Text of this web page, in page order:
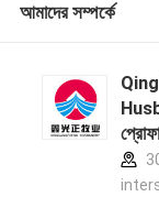
আমাদের সম্পর্কে